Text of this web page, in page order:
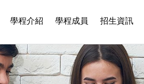
學程介紹 學程成員 招生資訊